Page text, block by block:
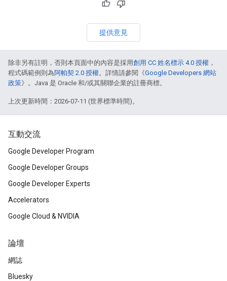
提供意見
除非另有註明，否則本頁面中的內容是採用創用 CC 姓名標示 4.0 授權 ，
程式碼範例則為阿帕契 2.0 授權。詳情請參閱《Google Developers 網站
政策》。Java 是 Oracle 和/或其關聯企業的註冊商標。
上次更新時間：2026-07-11 (世界標準時間)。
互動交流
Google Developer Program
Google Developer Groups
Google Developer Experts
Accelerators
Google Cloud & NVIDIA
論壇
網誌
Bluesky